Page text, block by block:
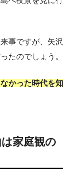
事ですが、矢沢
たのでしょう。
かった時代を知
家庭観の